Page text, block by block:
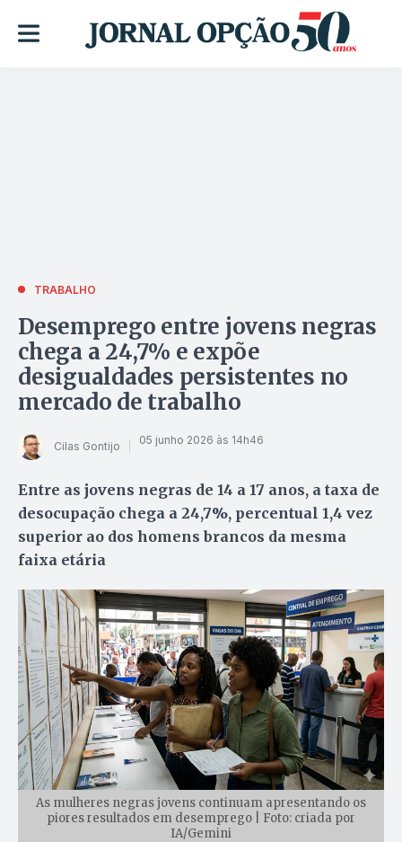
TRABALHO
Desemprego entre jovens negras
chega a 24,7% e expõe
desigualdades persistentes no
mercado de trabalho
Cilas Gontijo 05 junho 2026 às 14h46
Entre as jovens negras de 14 a 17 anos, a taxa de
desocupação chega a 24,7%, percentual 1,4 vez
superior ao dos homens brancos da mesma
faixa etária
As mulheres negras jovens continuam apresentando os
piores resultados em desemprego | Foto: criada por
IA/Gemini